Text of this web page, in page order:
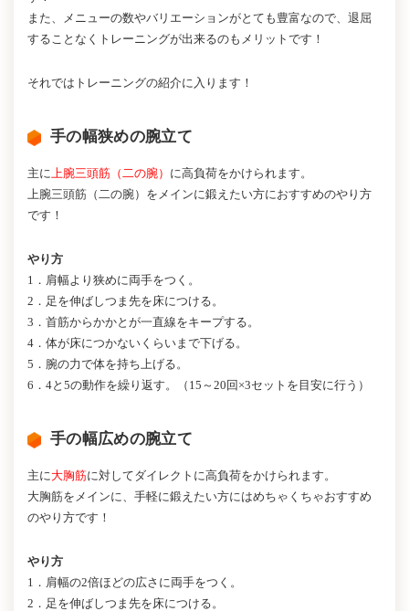
また、メニューの数やバリエーションがとても豊富なので、退屈
することなくトレーニングが出来るのもメリットです！
それではトレーニングの紹介に入ります！
手の幅狭めの腕立て
主に上腕三頭筋（二の腕） に高負荷をかけられます。
上腕三頭筋（二の腕）をメインに鍛えたい方におすすめのやり方
です！
やり方
1．肩幅より狭めに両手をつく。
2．足を伸ばしつま先を床につける。
3．首筋からかかとが一直線をキープする。
4．体が床につかないくらいまで下げる。
5．腕の力で体を持ち上げる。
6．4と5の動作を繰り返す。（15～20回×3セットを目安に行う）
手の幅広めの腕立て
主に大胸筋に対してダイレクトに高負荷をかけられます。
大胸筋をメインに、手軽に鍛えたい方にはめちゃくちゃおすすめ
のやり方です！
やり方
1．肩幅の2倍ほどの広さに両手をつく。
2．足を伸ばしつま先を床につける。